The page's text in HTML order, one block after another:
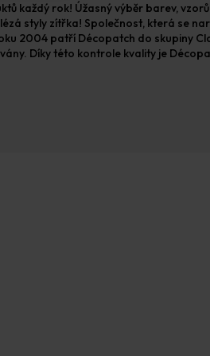
každý rok! Úžasný výběr barev,
styly zítřka! Společnost, která se
2004 patří Décopatch do skupiny
Díky této kontrole kvality je